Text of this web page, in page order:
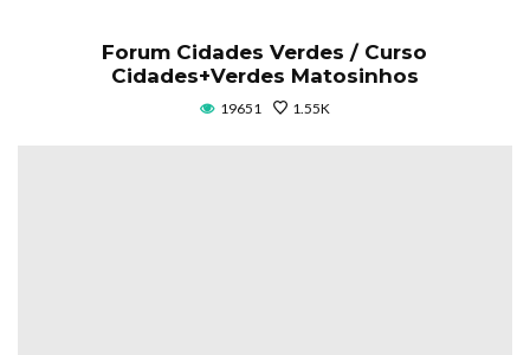
Forum Cidades Verdes / Curso
Cidades+Verdes Matosinhos
19651 1.55K